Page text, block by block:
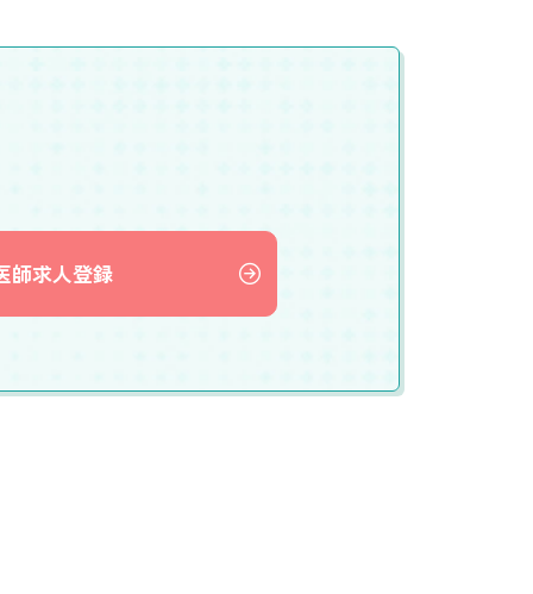
師求人登録